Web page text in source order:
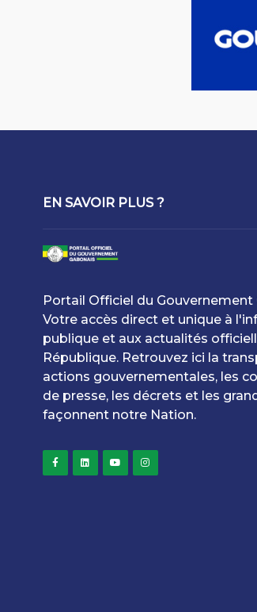
EN SAVOIR PLUS ?
Portail Officiel du Gouvernement
Votre accès direct et unique à
publique et aux actualités
République. Retrouvez ici la
actions gouvernementales, les
de presse, les décrets et les
façonnent notre Nation.